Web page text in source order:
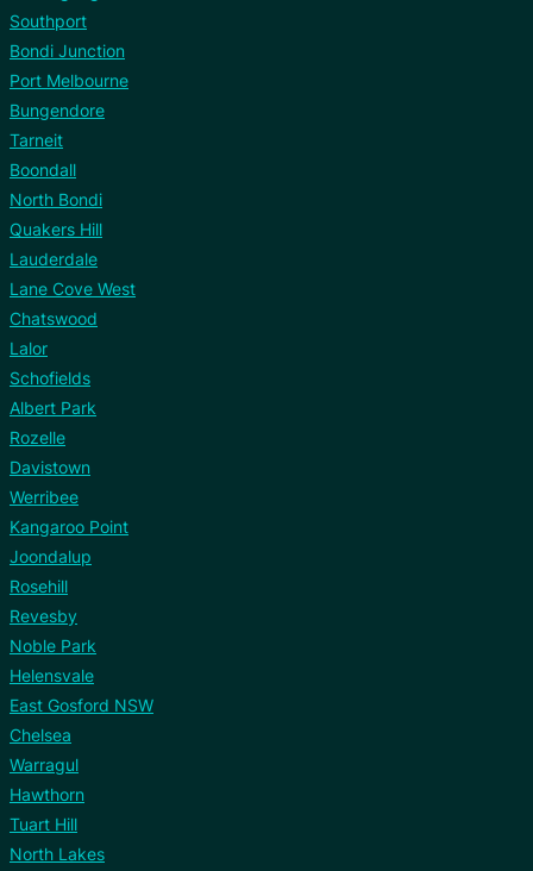
Southport
Bondi Junction
Port Melbourne
Bungendore
Tarneit
Boondall
North Bondi
Quakers Hill
Lauderdale
Lane Cove West
Chatswood
Lalor
Schofields
Albert Park
Rozelle
Davistown
Werribee
Kangaroo Point
Joondalup
Rosehill
Revesby
Noble Park
Helensvale
East Gosford NSW
Chelsea
Warragul
Hawthorn
Tuart Hill
North Lakes